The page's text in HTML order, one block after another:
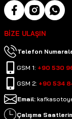
BİZE ULAŞIN
Telefon
GSM 1: +90 530
GSM 2: +90 534
Email:
Çalışma